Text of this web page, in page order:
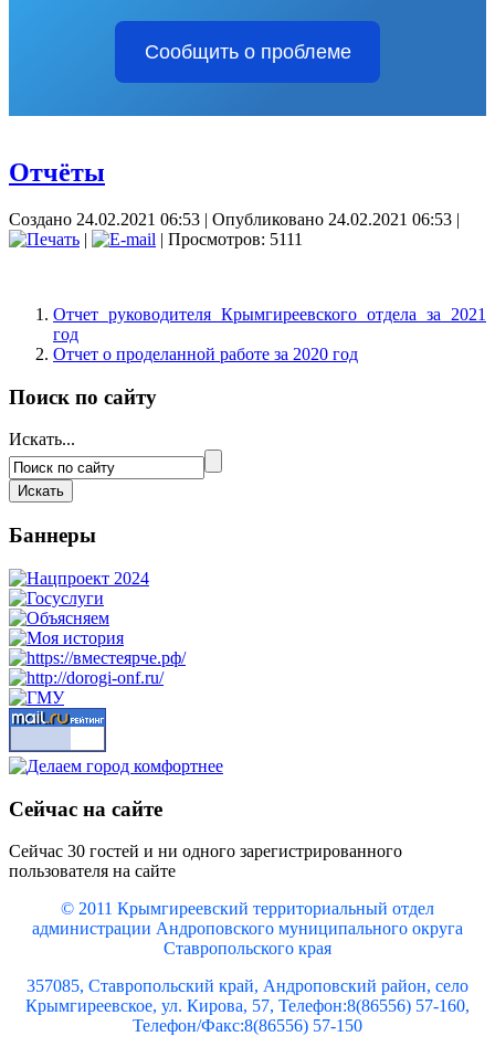
Сообщить о проблеме
Отчёты
Создано 24.02.2021 06:53 | Опубликовано 24.02.2021 06:53 |
|
| Просмотров: 5111
Отчет руководителя Крымгиреевского отдела за 2021
год
Отчет о проделанной работе за 2020 год
Поиск по сайту
Искать...
Баннеры
Сейчас на сайте
Сейчас 30 гостей и ни одного зарегистрированного
пользователя на сайте
© 2011 Крымгиреевский территориальный отдел
администрации Андроповского муниципального округа
Ставропольского края
357085, Ставропольский край, Андроповский район, село
Крымгиреевское, ул. Кирова, 57, Телефон:8(86556) 57-160,
Телефон/Факс:8(86556) 57-150